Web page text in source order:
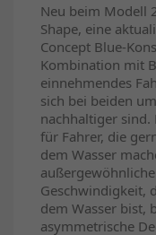
Neu beim Modell
Shape, eine
Concept Blue-
Kombination mit
einnehmendes
sich bei beiden
nachhaltiger sind.
für Fahrer, die
dem Wasser
Geschwindigkeit,
dem Wasser bist,
asymmetrische